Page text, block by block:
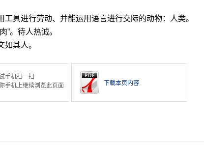
具进行劳动、并能运用语言进行交际的动物：人类。
。待人热诚。
其人。
手机扫一扫
手机上继续浏览此页面
下载本页内容